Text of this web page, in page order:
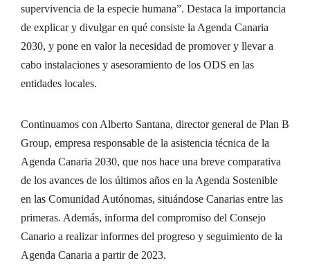
supervivencia de la especie humana”. Destaca la importancia
de explicar y divulgar en qué consiste la Agenda Canaria
2030, y pone en valor la necesidad de promover y llevar a
cabo instalaciones y asesoramiento de los ODS en las
entidades locales.
Continuamos con Alberto Santana, director general de Plan B
Group, empresa responsable de la asistencia técnica de la
Agenda Canaria 2030, que nos hace una breve comparativa
de los avances de los últimos años en la Agenda Sostenible
en las Comunidad Autónomas, situándose Canarias entre las
primeras. Además, informa del compromiso del Consejo
Canario a realizar informes del progreso y seguimiento de la
Agenda Canaria a partir de 2023.